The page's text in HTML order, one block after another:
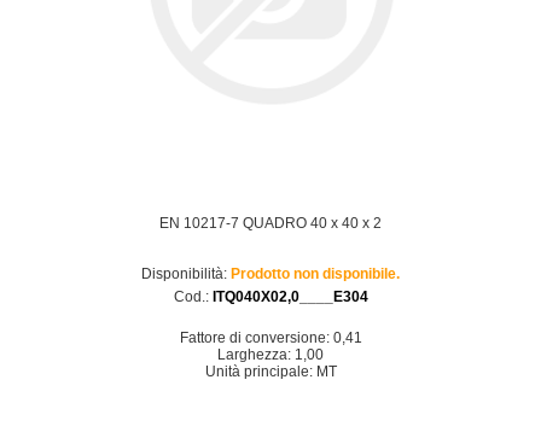
EN 10217-7 QUADRO 40 x 40 x 2
Disponibilità: Prodotto non disponibile.
Cod.: ITQ040X02,0____E304
Fattore di conversione: 0,41
Larghezza: 1,00
Unità principale: MT